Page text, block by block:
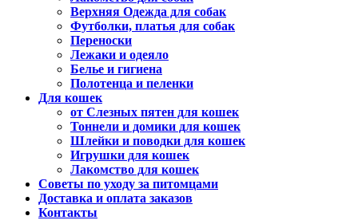
Верхняя Одежда для собак
Футболки, платья для собак
Переноски
Лежаки и одеяло
Белье и гигиена
Полотенца и пеленки
Для кошек
от Слезных пятен для кошек
Тоннели и домики для кошек
Шлейки и поводки для кошек
Игрушки для кошек
Лакомство для кошек
Советы по уходу за питомцами
Доставка и оплата заказов
Контакты